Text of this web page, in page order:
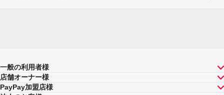
一般の利用者様
店舗オーナー様
PayPay加盟店様